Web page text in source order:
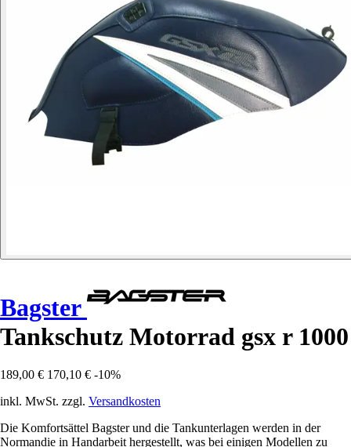
Bagster
Tankschutz Motorrad gsx r 1000
189,00 € 170,10 € -10%
inkl. MwSt. zzgl. Versandkosten
Die Komfortsättel Bagster und die Tankunterlagen werden in der
Normandie in Handarbeit hergestellt, was bei einigen Modellen zu